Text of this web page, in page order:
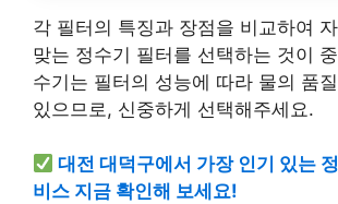
각 필터의 특징과 장점을 비교하여
맞는 정수기 필터를 선택하는 것이
수기는 필터의 성능에 따라 물의 품
있으므로, 신중하게 선택해주세요.
대전 대덕구에서 가장 인기 있는
비스 지금 확인해 보세요!